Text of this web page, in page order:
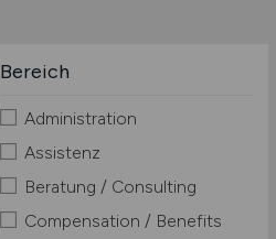
Bereich
Administration
Assistenz
Beratung / Consulting
Compensation / Benefits